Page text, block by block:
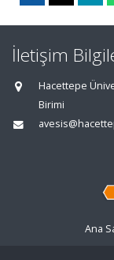
İletişim
Hacettepe
Birimi
Ana